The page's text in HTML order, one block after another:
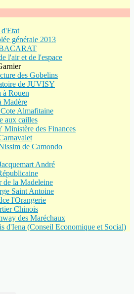
générale 2013
l'air et de l'espace
des Gobelins
de JUVISY
à Rouen
Madère
Almafitaine
aux cailles
Ministère des Finances
de Camondo
André
de la Madeleine
Saint Antoine
l'Orangerie
Chinois
des Maréchaux
d'Iena (Conseil Economique et Social)